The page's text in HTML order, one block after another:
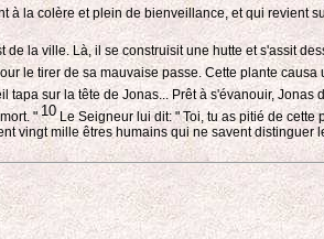
à la colère et plein de bienveillance, et qui revient
de la ville. Là, il se construisit une hutte et s'assit
le tirer de sa mauvaise passe. Cette plante
tapa sur la tête de Jonas... Prêt à s'évanouir,
"10Le Seigneur lui dit: " Toi, tu as pitié de cette
vingt mille êtres humains qui ne savent distinguer